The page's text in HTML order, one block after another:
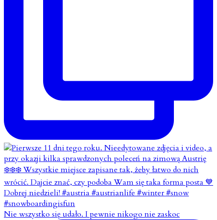
Nie wszystko się udało. I pewnie nikogo nie zaskoc